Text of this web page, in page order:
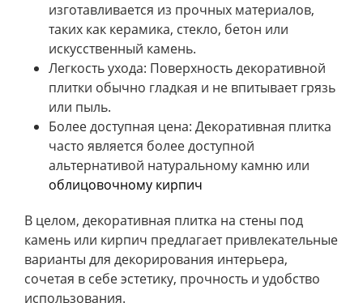
изготавливается из прочных материалов,
таких как керамика, стекло, бетон или
искусственный камень.
Легкость ухода: Поверхность декоративной
плитки обычно гладкая и не впитывает грязь
или пыль.
Более доступная цена: Декоративная плитка
часто является более доступной
альтернативой натуральному камню или
облицовочному кирпич
В целом, декоративная плитка на стены под
камень или кирпич предлагает привлекательные
варианты для декорирования интерьера,
сочетая в себе эстетику, прочность и удобство
использования.